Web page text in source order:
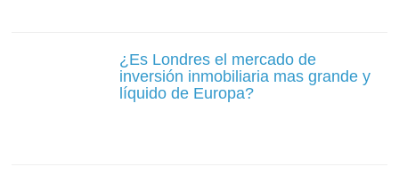
¿Es Londres el mercado de
inversión inmobiliaria mas grande y
líquido de Europa?